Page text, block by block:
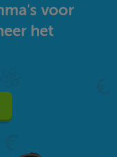
voor
het